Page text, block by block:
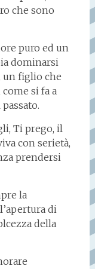
che sono
puro ed un
dominarsi
un figlio che
si fa a
Ti prego, il
con serietà,
prendersi
la
di
della